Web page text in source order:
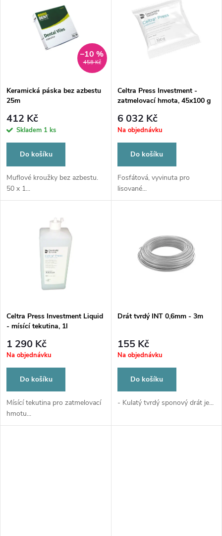
p
r
o
d
u
Nejprodávanější
Abecedně
s
p
r
o
d
u
458 Kč
–10 %
Keramická páska bez azbestu
25m
412 Kč
Skladem 1 ks
Do košíku
Muflové kroužky bez azbestu.
50 x 1...
Celtra Press Investment -
zatmelovací hmota, 45x100 g
6 032 Kč
Na objednávku
Do košíku
Fosfátová, vyvinuta pro
lisované...
Celtra Press Investment Liquid
- mísící tekutina, 1l
1 290 Kč
Na objednávku
Do košíku
Mísící tekutina pro zatmelovací
hmotu...
Drát tvrdý INT 0,6mm - 3m
155 Kč
Na objednávku
Do košíku
- Kulatý tvrdý sponový drát je...